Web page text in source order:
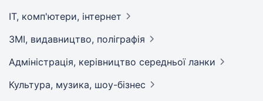
IT, комп'ютери, інтернет
ЗМІ, видавництво, поліграфія
Адмiнiстрацiя, керівництво середньої ланки
Культура, музика, шоу-бізнес